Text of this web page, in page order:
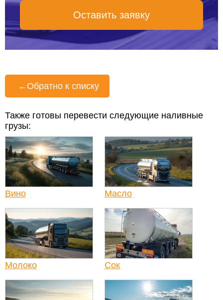
Оставить заявку
← Обратно к списку
Также готовы перевести следующие наливные
грузы:
Вино Масло
Молоко Сок